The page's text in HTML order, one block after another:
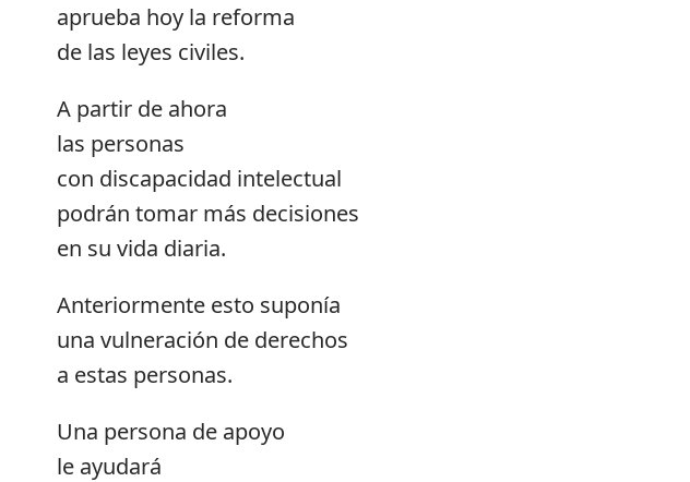
aprueba hoy la reforma
de las leyes civiles.
A partir de ahora
las personas
con discapacidad intelectual
podrán tomar más decisiones
en su vida diaria.
Anteriormente esto suponía
una vulneración de derechos
a estas personas.
Una persona de apoyo
le ayudará